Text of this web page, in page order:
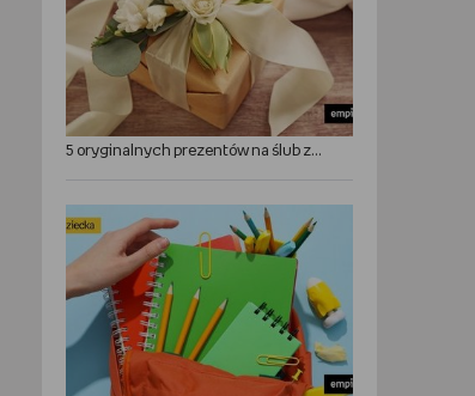
5 oryginalnych prezentów na ślub zamiast kwiatów